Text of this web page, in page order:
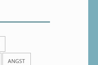
ANGST